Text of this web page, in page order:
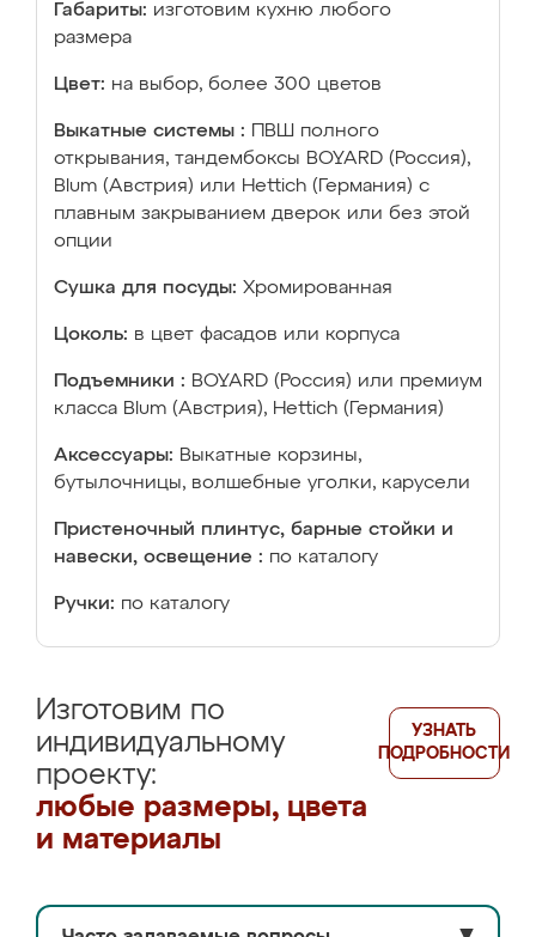
Габариты: изготовим кухню любого
размера
Цвет: на выбор, более 300 цветов
Выкатные системы :
ПВШ полного
открывания, тандембоксы BOYARD (Россия),
Blum (Австрия) или Hettich (Германия) с
плавным закрыванием дверок или без этой
опции
Сушка для посуды: Хромированная
Цоколь: в цвет фасадов или корпуса
Подъемники : BOYARD (Россия) или премиум
класса Blum (Австрия), Hettich (Германия)
Аксессуары: Выкатные корзины,
бутылочницы, волшебные уголки, карусели
Пристеночный плинтус, барные стойки и
навески, освещение : по каталогу
Ручки: по каталогу
Изготовим по
индивидуальному
проекту:
любые размеры, цвета
и материалы
УЗНАТЬ
ПОДРОБНОСТИ